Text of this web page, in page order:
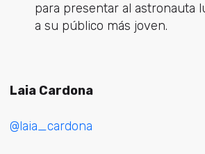
para presentar al astronauta
a su público más joven.
Laia Cardona
@laia_cardona